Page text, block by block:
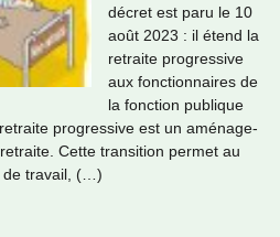
décret est paru le 10
août 2023 : il étend la
retraite pro­gres­sive
aux fonc­tion­nai­res de
la fonc­tion publi­que
pro­gres­sive est un amé­na­ge­
Cette tran­si­tion permet au
de tra­vail, (…)